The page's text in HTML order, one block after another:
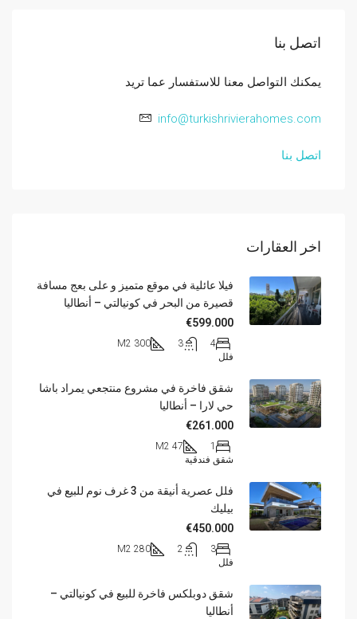
اتصل بنا
يمكنك التواصل معنا للاستفسار عما تريد
info@turkishrivierahomes.com
اتصل بنا
اخر العقارات
فيلا عائلية في موقع متميز و على بعج مسافة
قصيرة من البحر في كونيالتي – أنطاليا
€599.000
4
3
300 M2
فلل
شقق فاخرة في مشروع منتجعي يمراد باشا
حي لارا – أنطاليا
€261.000
1
47 M2
شقق فندقية
فلل عصرية أنيقة من 3 غرف نوم للبيع في
بيليك
€450.000
3
2
280 M2
فلل
شقق دوبلكس فاخرة للبيع في كونيالتي –
أنطاليا